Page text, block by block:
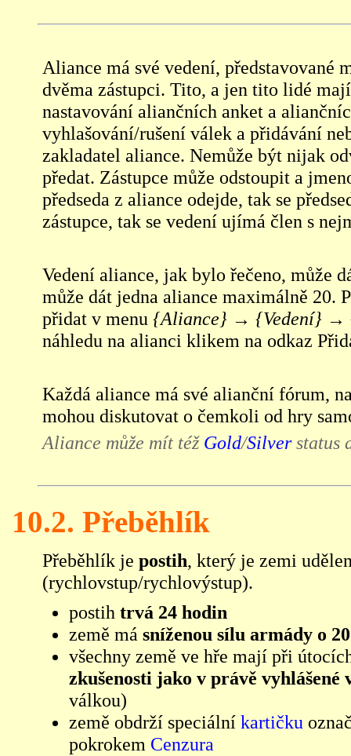
Aliance má své vedení, představované
dvěma zástupci. Tito, a jen tito lidé
nastavování aliančních anket a
vyhlašování/rušení válek a přidávání
zakladatel aliance. Nemůže být nijak
předat. Zástupce může odstoupit a
předseda z aliance odejde, tak se
zástupce, tak se vedení ujímá člen s
Vedení aliance, jak bylo řečeno, může
může dát jedna aliance maximálně 20.
přidat v menu {Aliance} → {Vedení} →
náhledu na alianci klikem na odkaz
Každá aliance má své alianční fórum,
mohou diskutovat o čemkoli od hry
Aliance může mít též Gold/Silverstatus
10.2. Přeběhlík
Přeběhlík je postih, který je zemi
(rychlovstup/rychlovýstup).
postih trvá 24 hodin
země má sníženou sílu armády o
všechny země ve hře mají při
zkušenosti jako v právě vyhlášené
válkou)
země obdrží speciální kartičku
pokrokem Cenzura